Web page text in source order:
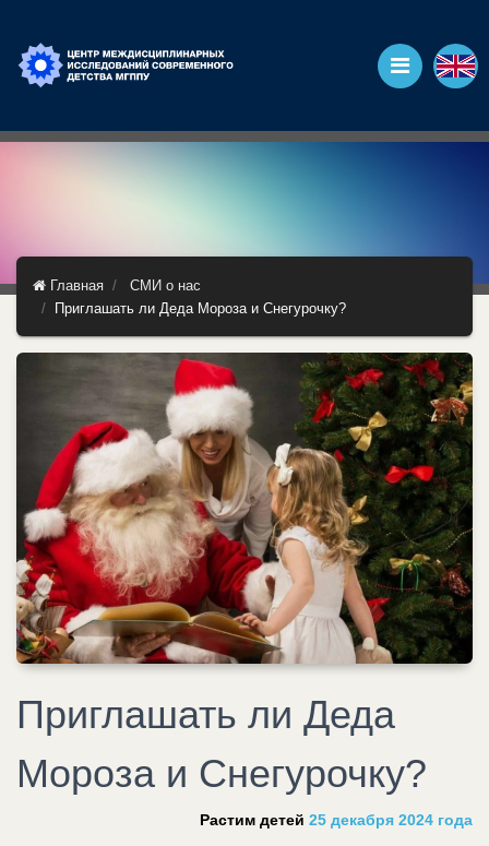
Главная
СМИ о нас
Приглашать ли Деда Мороза и Снегурочку?
Приглашать ли Деда
Мороза и Снегурочку?
Растим детей 25 декабря 2024 года